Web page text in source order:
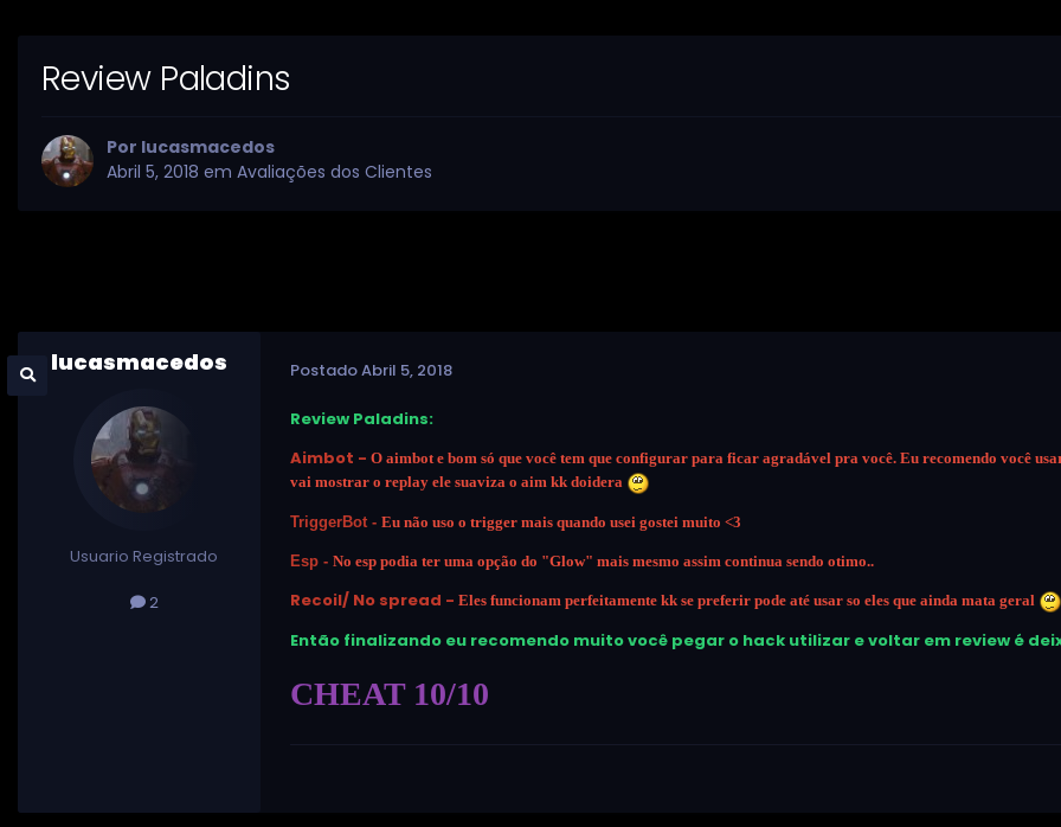
Review Paladins
Por lucasmacedos
Abril 5, 2018 em Avaliações dos Clientes
lucasmacedos
Usuario Registrado
2
PostadoAbril 5, 2018
Review Paladins:
Aimbot - O aimbot e bom só que você tem que configurar para ficar agradável pra você. Eu recomendo você
vai mostrar o replay ele suaviza o aim kk doidera
TriggerBot - Eu não uso o trigger mais quando usei gostei muito <3
Esp - No esp podia ter uma opção do "Glow" mais mesmo assim continua sendo otimo..
Recoil/ No spread - Eles funcionam perfeitamente kk se preferir pode até usar so eles que ainda mata geral
Então finalizando eu recomendo muito você pegar o hack utilizar e voltar em review é
CHEAT 10/10